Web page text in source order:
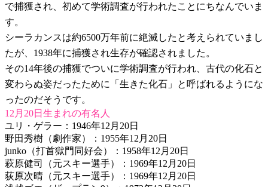
で捕獲され、初めて学術調査が行われたことにちなんでいま
す。
シーラカンスは約6500万年前に絶滅したと考えられていまし
たが、1938年に捕獲され生存が確認されました。
その14年後の捕獲でついに学術調査が行われ、古代の化石と
変わらぬ姿だったために「生きた化石」と呼ばれるようにな
ったのだそうです。
12月20日生まれの有名人
ユリ・ゲラー：1946年12月20日
野田秀樹（劇作家）：1955年12月20日
junko（打首獄門同好会）：1958年12月20日
萩原健司（元スキー選手）：1969年12月20日
荻原次晴（元スキー選手）：1969年12月20日